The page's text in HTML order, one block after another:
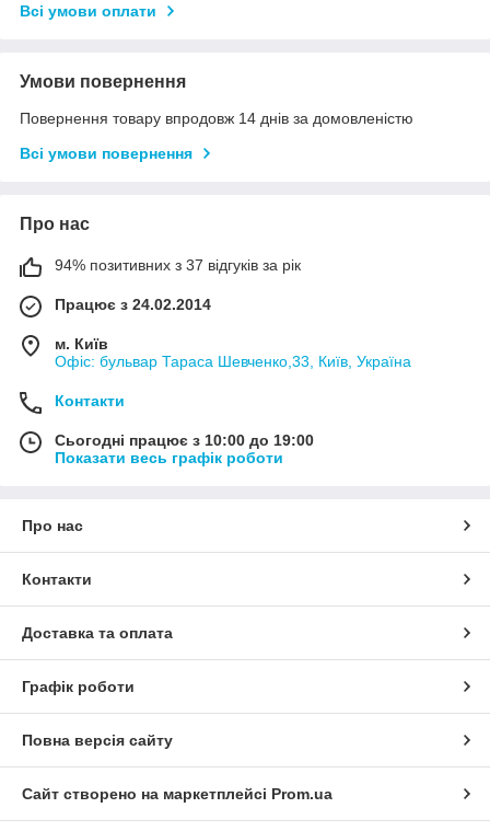
Всі умови оплати
Умови повернення
Повернення товару впродовж 14 днів за домовленістю
Всі умови повернення
Про нас
94% позитивних з 37 відгуків за рік
Працює з 24.02.2014
м. Київ
Офіс: бульвар Тараса Шевченко,33, Київ, Україна
Контакти
Сьогодні працює з 10:00 до 19:00
Показати весь графік роботи
Про нас
Контакти
Доставка та оплата
Графік роботи
Повна версія сайту
Сайт створено на маркетплейсі Prom.ua